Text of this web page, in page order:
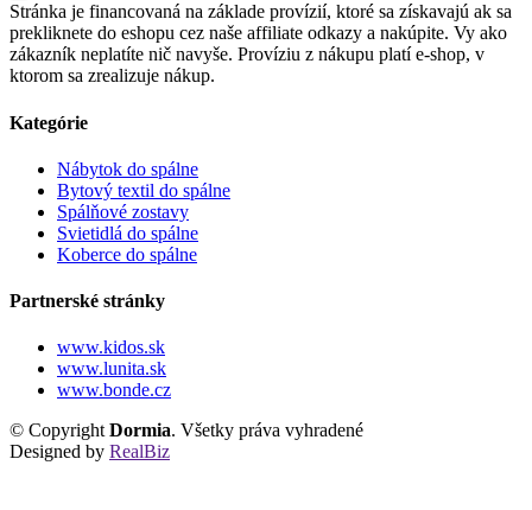
Stránka je financovaná na základe provízií, ktoré sa získavajú ak sa
prekliknete do eshopu cez naše affiliate odkazy a nakúpite. Vy ako
zákazník neplatíte nič navyše. Províziu z nákupu platí e-shop, v
ktorom sa zrealizuje nákup.
Kategórie
Nábytok do spálne
Bytový textil do spálne
Spálňové zostavy
Svietidlá do spálne
Koberce do spálne
Partnerské stránky
www.kidos.sk
www.lunita.sk
www.bonde.cz
© CopyrightDormia. Všetky práva vyhradené
Designed by RealBiz